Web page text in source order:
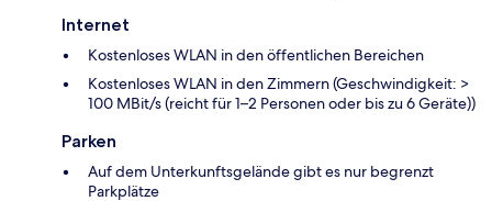
Internet
Kostenloses WLAN in den öffentlichen Bereichen
Kostenloses WLAN in den Zimmern (Geschwindigkeit: >
100 MBit/s (reicht für 1–2 Personen oder bis zu 6 Geräte))
Parken
Auf dem Unterkunftsgelände gibt es nur begrenzt
Parkplätze